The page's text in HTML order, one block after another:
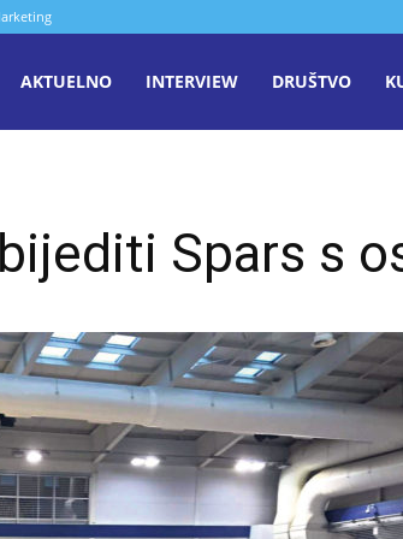
AKTUELNO INTERVIEW DRUŠTVO
Spars s